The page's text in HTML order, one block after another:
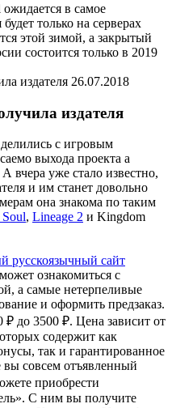
в самое
только на серверах
этой зимой, а закрытый
состоится только в 2019
26.07.2018
издателя
с игровым
выхода проекта а
вчера уже стало известно,
и им станет довольно
она знакома по таким
, Lineage 2 и Kingdom
русскоязычный сайт
ознакомиться с
а самые нетерпеливые
и оформить предзаказ.
₽ до 3500 ₽. Цена зависит от
содержит как
так и гарантированное
вы совсем отъявленный
приобрести
С ним вы получите